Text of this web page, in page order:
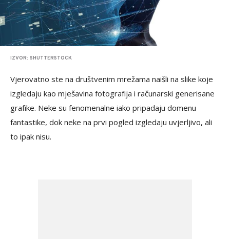
IZVOR: SHUTTERSTOCK
Vjerovatno ste na društvenim mrežama naišli na slike koje
izgledaju kao mješavina fotografija i računarski generisane
grafike. Neke su fenomenalne iako pripadaju domenu
fantastike, dok neke na prvi pogled izgledaju uvjerljivo, ali
to ipak nisu.